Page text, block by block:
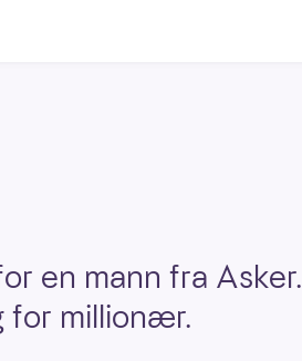
en mann fra Asker.
for millionær.